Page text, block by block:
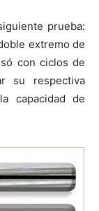
prueba:
extremo de
con ciclos de
su respectiva
capacidad de